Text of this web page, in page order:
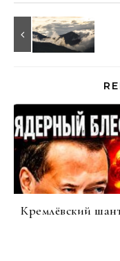
Кремлёвский